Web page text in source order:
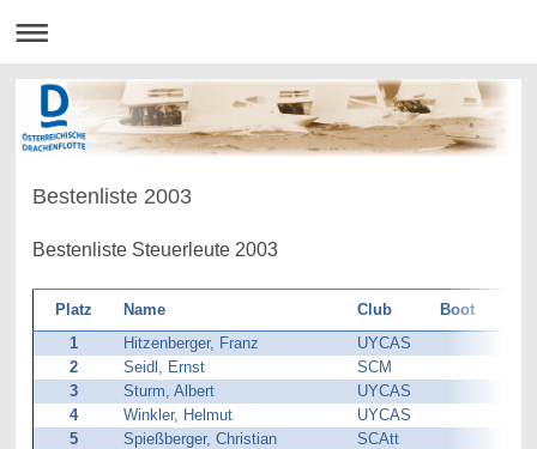
Bestenliste 2003
Bestenliste Steuerleute 2003
Platz Name Club Boot
1
Hitzenberger, Franz UYCAS
2
Seidl, Ernst SCM
3
Sturm, Albert UYCAS
4
Winkler, Helmut UYCAS
5
Spießberger, Christian SCAtt